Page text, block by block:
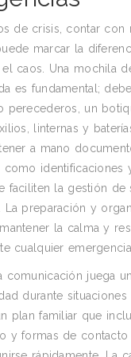
de crisis, contar con
marcar la
caos. Una mochila
es fundamental;
perecederos, un
linternas y
a mano
como identificaciones
faciliten la gestión de
La preparación y
la calma y
cualquier
comunicación juega
durante situaciones
plan familiar que
y formas de contacto